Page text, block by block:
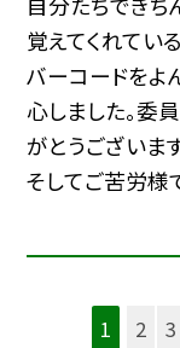
覚えてくれてい
バーコードをよ
心しました。委
がとうございま
そしてご苦労様
1 2 3